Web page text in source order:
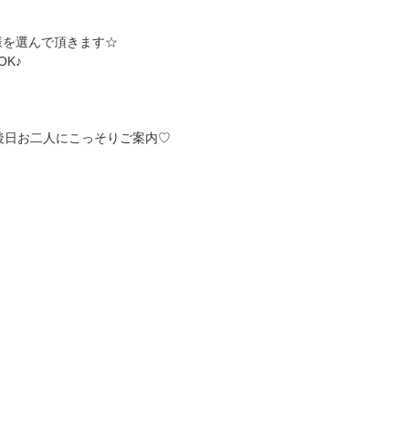
を選んで頂きます☆
日お二人にこっそりご案内♡